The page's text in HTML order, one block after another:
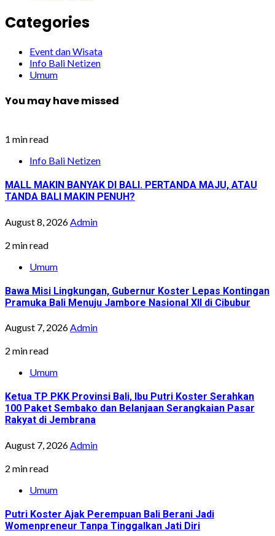
Categories
Event dan Wisata
Info Bali Netizen
Umum
You may have missed
1 min read
Info Bali Netizen
MALL MAKIN BANYAK DI BALI. PERTANDA MAJU, ATAU
TANDA BALI MAKIN PENUH?
August 8, 2026 Admin
2 min read
Umum
Bawa Misi Lingkungan, Gubernur Koster Lepas Kontingan
Pramuka Bali Menuju Jambore Nasional XII di Cibubur
August 7, 2026Admin
2 min read
Umum
Ketua TP PKK Provinsi Bali, Ibu Putri Koster Serahkan
100 Paket Sembako dan Belanjaan Serangkaian Pasar
Rakyat di Jembrana
August 7, 2026 Admin
2 min read
Umum
Putri Koster Ajak Perempuan Bali Berani Jadi
Womenpreneur Tanpa Tinggalkan Jati Diri